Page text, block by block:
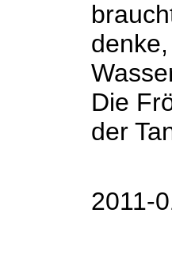
Die
der
2011-